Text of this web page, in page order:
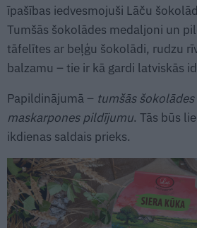
īpašības iedvesmojuši Lāču
Tumšās šokolādes medaljoni un
tāfelītes ar beļģu šokolādi, rudzu
balzamu – tie ir kā gardi latviskās
Papildinājumā – tumšās
maskarpones pildījumu. Tās būs
ikdienas saldais prieks.